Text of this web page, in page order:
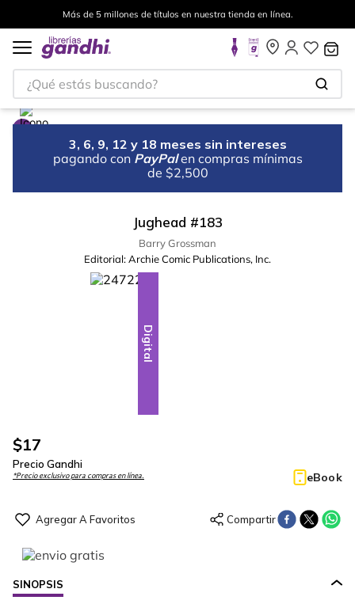
Más de 5 millones de títulos en nuestra tienda en línea.
¿Qué estás buscando?
3, 6, 9, 12 y 18 meses sin intereses
pagando con PayPal en compras mínimas
de $2,500
Jughead #183
Barry Grossman
Editorial:Archie Comic Publications, Inc.
Digital
$17
Precio Gandhi
*Precio exclusivo para compras en línea. eBook
SINOPSIS